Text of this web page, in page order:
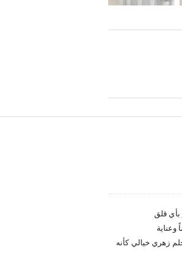
بأي قلق
زهري خيالي كأنه